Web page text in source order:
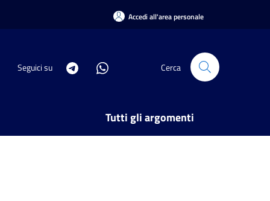
Accedi all'area personale
Seguici su Cerca
Tutti gli argomenti